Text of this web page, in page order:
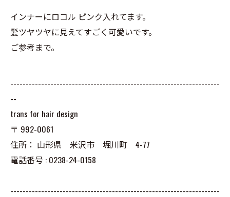
インナーにロコル ピンク入れてます。
髪ツヤツヤに見えてすごく可愛いです。
ご参考まで。
--------------------------------------------------------------------
--
trans for hair design
〒 992-0061
住所： 山形県 米沢市 堀川町 4-77
電話番号 : 0238-24-0158
--------------------------------------------------------------------